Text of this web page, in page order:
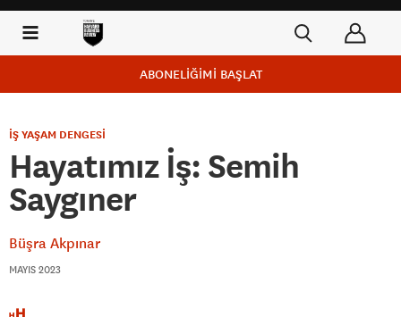
ABONELİĞİMİ BAŞLAT
İŞ YAŞAM DENGESİ
Hayatımız İş: Semih
Saygıner
Büşra Akpınar
MAYIS 2023